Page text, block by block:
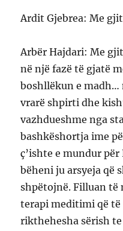
Ardit Gjebrea: Me
Arbër Hajdari: Me
në një fazë të gjatë
boshllëkun e madh…
vrarë shpirti dhe
vazhdueshme nga
bashkëshortja ime
ç’ishte e mundur
bëheni ju arsyeja që
shpëtojnë. Filluan të
terapi meditimi që
rikthehesha sërish